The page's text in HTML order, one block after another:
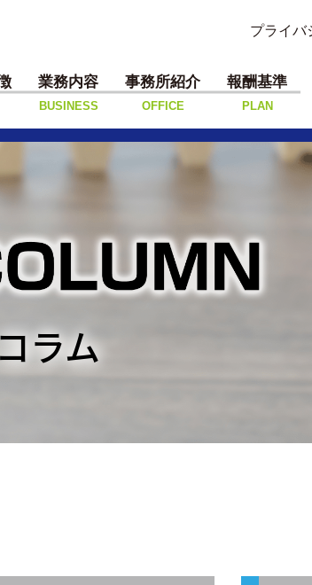
プライバ
業務内容
BUSINESS
事務所紹介
OFFICE
報酬基準
PLAN
ラム